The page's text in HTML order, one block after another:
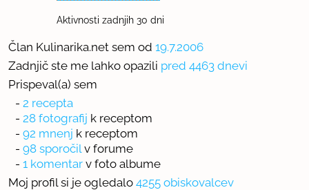
Aktivnosti zadnjih 30 dni
Član Kulinarika.net sem od 19.7.2006
Zadnjič ste me lahko opazili pred 4463 dnevi
Prispeval(a) sem
- 2 recepta
- 28 fotografij k receptom
- 92 mnenj k receptom
- 98 sporočil v forume
- 1 komentar v foto albume
Moj profil si je ogledalo 4255 obiskovalcev